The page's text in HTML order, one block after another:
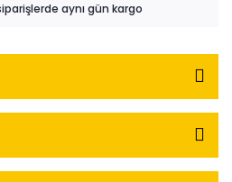
aynı gün kargo